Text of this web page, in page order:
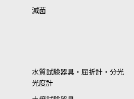
滅菌
水質試験器具・屈折計・分光
光度計